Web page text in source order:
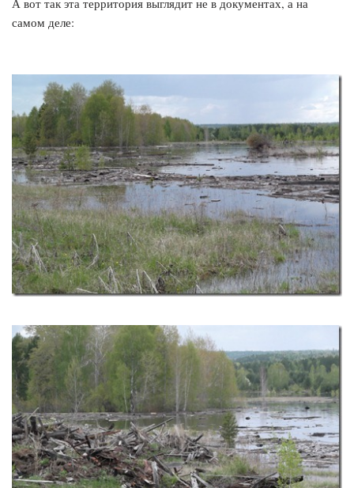
А вот так эта территория выглядит не в документах, а на
самом деле: